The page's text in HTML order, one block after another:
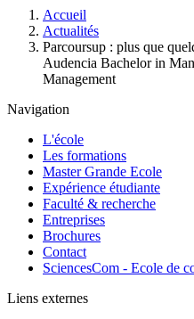
d'Ariane
Accueil
Actualités
Parcoursup : plus que
Audencia Bachelor in
Management
Navigation
L'école
Les formations
Master Grande Ecole
Expérience étudiante
Faculté & recherche
Entreprises
Brochures
Contact
SciencesCom - Ecole de
Liens externes